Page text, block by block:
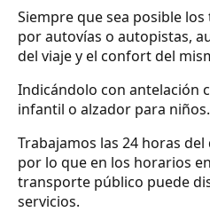
Siempre que sea posible
por autovías o autopistas,
del viaje y el confort del
Indicándolo con antelación
infantil o alzador para niños.
Trabajamos las 24 horas del
por lo que en los horarios
transporte público puede
servicios.